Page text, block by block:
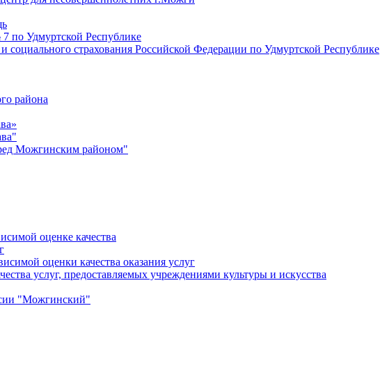
Удмуртской Республике
социального страхования Российской Федерации по Удмуртской Республике
района
Можгинским районом"
оценке качества
оценки качества оказания услуг
услуг, предоставляемых учреждениями культуры и искусства
"Можгинский"